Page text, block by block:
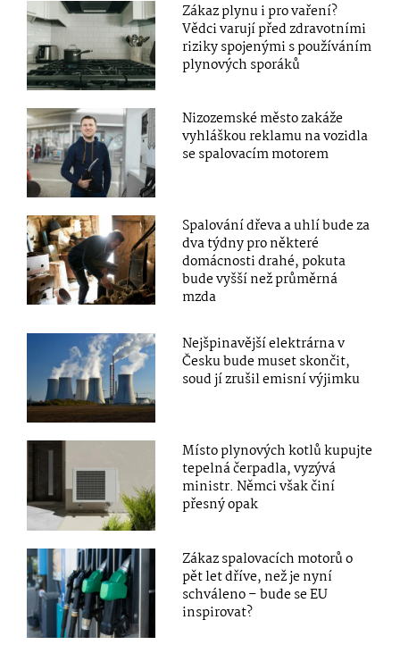
Zákaz plynu i pro vaření?
Vědci varují před zdravotními
riziky spojenými s používáním
plynových sporáků
Nizozemské město zakáže
vyhláškou reklamu na vozidla
se spalovacím motorem
Spalování dřeva a uhlí bude za
dva týdny pro některé
domácnosti drahé, pokuta
bude vyšší než průměrná
mzda
Nejšpinavější elektrárna v
Česku bude muset skončit,
soud jí zrušil emisní výjimku
Místo plynových kotlů kupujte
tepelná čerpadla, vyzývá
ministr. Němci však činí
přesný opak
Zákaz spalovacích motorů o
pět let dříve, než je nyní
schváleno – bude se EU
inspirovat?